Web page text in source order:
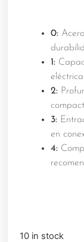
0:
1:
2:
3:
en
4:
10 in stock